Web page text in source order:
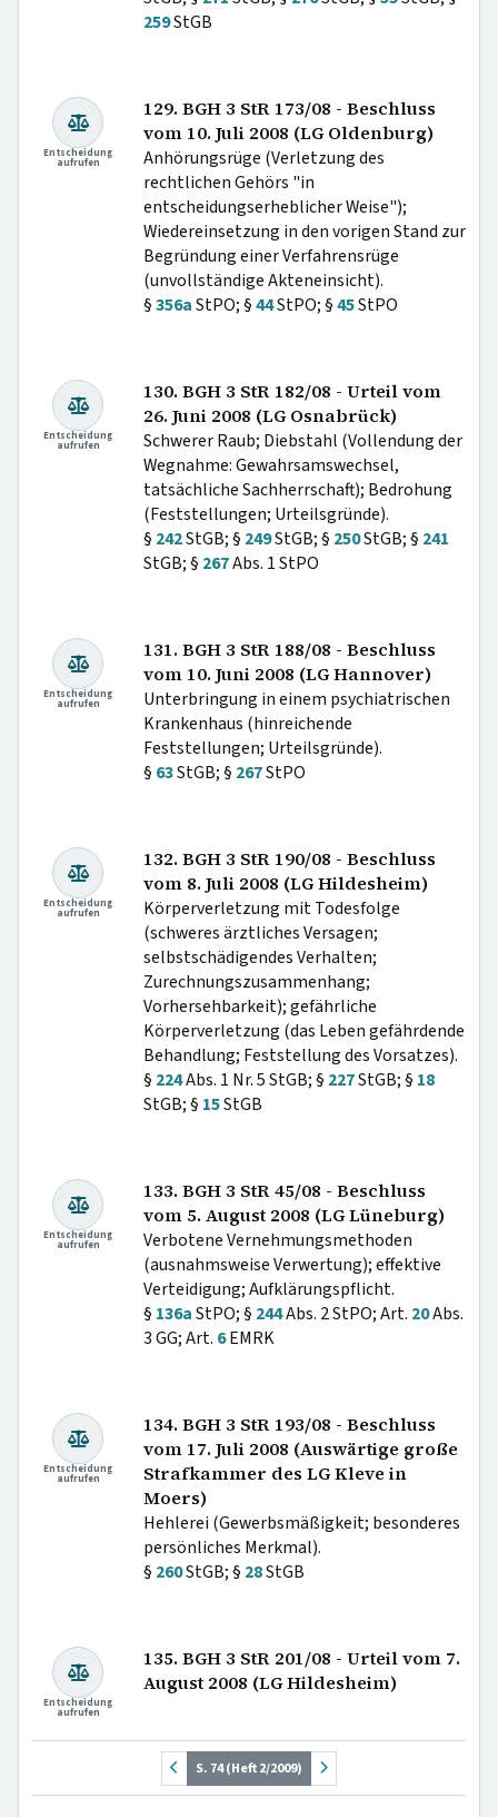
259StGB
Entscheidung
aufrufen
129. BGH 3 StR 173/08 - Beschluss
vom 10. Juli 2008 (LG Oldenburg)
Anhörungsrüge (Verletzung des
rechtlichen Gehörs "in
entscheidungserheblicher Weise");
Wiedereinsetzung in den vorigen Stand zur
Begründung einer Verfahrensrüge
(unvollständige Akteneinsicht).
§356aStPO; §44StPO; §45StPO
Entscheidung
aufrufen
130. BGH 3 StR 182/08 - Urteil vom
26. Juni 2008 (LG Osnabrück)
Schwerer Raub; Diebstahl (Vollendung der
Wegnahme: Gewahrsamswechsel,
tatsächliche Sachherrschaft); Bedrohung
(Feststellungen; Urteilsgründe).
§ 242StGB; § 249StGB; § 250StGB; § 241
StGB; § 267Abs. 1 StPO
Entscheidung
aufrufen
131. BGH 3 StR 188/08 - Beschluss
vom 10. Juni 2008 (LG Hannover)
Unterbringung in einem psychiatrischen
Krankenhaus (hinreichende
Feststellungen; Urteilsgründe).
§ 63StGB; § 267StPO
Entscheidung
aufrufen
132. BGH 3 StR 190/08 - Beschluss
vom 8. Juli 2008 (LG Hildesheim)
Körperverletzung mit Todesfolge
(schweres ärztliches Versagen;
selbstschädigendes Verhalten;
Zurechnungszusammenhang;
Vorhersehbarkeit); gefährliche
Körperverletzung (das Leben gefährdende
Behandlung; Feststellung des Vorsatzes).
§ 224Abs. 1 Nr. 5 StGB; § 227StGB; § 18
StGB; § 15StGB
Entscheidung
aufrufen
133. BGH 3 StR 45/08 - Beschluss
vom 5. August 2008 (LG Lüneburg)
Verbotene Vernehmungsmethoden
(ausnahmsweise Verwertung); effektive
Verteidigung; Aufklärungspflicht.
§ 136aStPO; § 244Abs. 2 StPO; Art. 20Abs.
3 GG; Art. 6EMRK
Entscheidung
aufrufen
134. BGH 3 StR 193/08 - Beschluss
vom 17. Juli 2008 (Auswärtige große
Strafkammer des LG Kleve in
Moers)
Hehlerei (Gewerbsmäßigkeit; besonderes
persönliches Merkmal).
§ 260StGB; § 28StGB
Entscheidung
aufrufen
135. BGH 3 StR 201/08 - Urteil vom 7.
August 2008 (LG Hildesheim)
S. 74 (Heft 2/2009)